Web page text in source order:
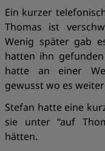
Ein kurzer
Thomas ist
Wenig später gab
hatten ihn
hatte an einer
gewusst wo es
Stefan hatte eine
sie unter “auf
hätten.